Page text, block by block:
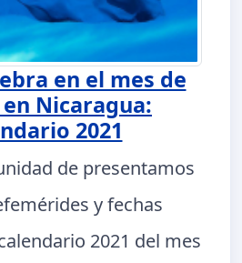
en el mes de
Nicaragua:
2021
de presentamos
y fechas
2021 del mes